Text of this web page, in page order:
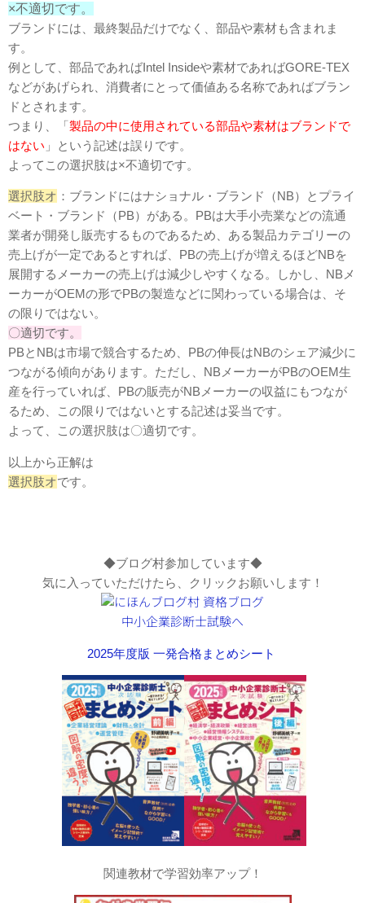
×不適切です。
ブランドには、最終製品だけでなく、部品や素材も含まれま
す。
例として、部品であればIntel Insideや素材であればGORE-TEX
などがあげられ、消費者にとって価値ある名称であればブラン
ドとされます。
つまり、「製品の中に使用されている部品や素材はブランドで
はない 」という記述は誤りです。
よってこの選択肢は×不適切です。
選択肢オ ：ブランドにはナショナル・ブランド（NB）とプライ
ベート・ブランド（PB）がある。PBは大手小売業などの流通
業者が開発し販売するものであるため、ある製品カテゴリーの
売上げが一定であるとすれば、PBの売上げが増えるほどNBを
展開するメーカーの売上げは減少しやすくなる。しかし、NBメ
ーカーがOEMの形でPBの製造などに関わっている場合は、そ
の限りではない。
〇適切です。
PBとNBは市場で競合するため、PBの伸長はNBのシェア減少に
つながる傾向があります。ただし、NBメーカーがPBのOEM生
産を行っていれば、PBの販売がNBメーカーの収益にもつなが
るため、この限りではないとする記述は妥当です。
よって、この選択肢は〇適切です。
以上から正解は
選択肢オです。
◆ブログ村参加しています◆
気に入っていただけたら、クリックお願いします！
2025年度版 一発合格まとめシート
関連教材で学習効率アップ！